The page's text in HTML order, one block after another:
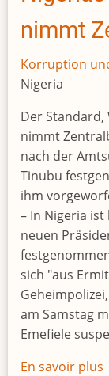
nimmt
Korruption
Nigeria
Der
nimmt
nach der
Tinubu
ihm
– In Nigeria
neuen
sich "aus
am Samstag
Emefiele
En savoir plus